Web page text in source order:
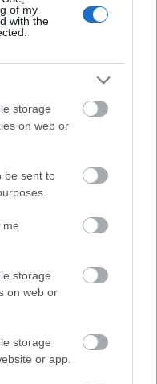
of my
with the
storage
on web or
be sent to
me
storage
on web or
storage
or app.
őt. Norbert nem
elkövetett